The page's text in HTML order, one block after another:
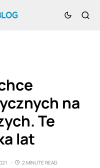
na
Te
lat
2 MINUTE READ